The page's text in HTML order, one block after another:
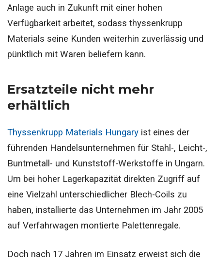
Anlage auch in Zukunft mit einer hohen
Verfügbarkeit arbeitet, sodass thyssenkrupp
Materials seine Kunden weiterhin zuverlässig und
pünktlich mit Waren beliefern kann.
Ersatzteile nicht mehr
erhältlich
Thyssenkrupp Materials Hungary ist eines der
führenden Handelsunternehmen für Stahl-, Leicht-,
Buntmetall- und Kunststoff-Werkstoffe in Ungarn.
Um bei hoher Lagerkapazität direkten Zugriff auf
eine Vielzahl unterschiedlicher Blech-Coils zu
haben, installierte das Unternehmen im Jahr 2005
auf Verfahrwagen montierte Palettenregale.
Doch nach 17 Jahren im Einsatz erweist sich die